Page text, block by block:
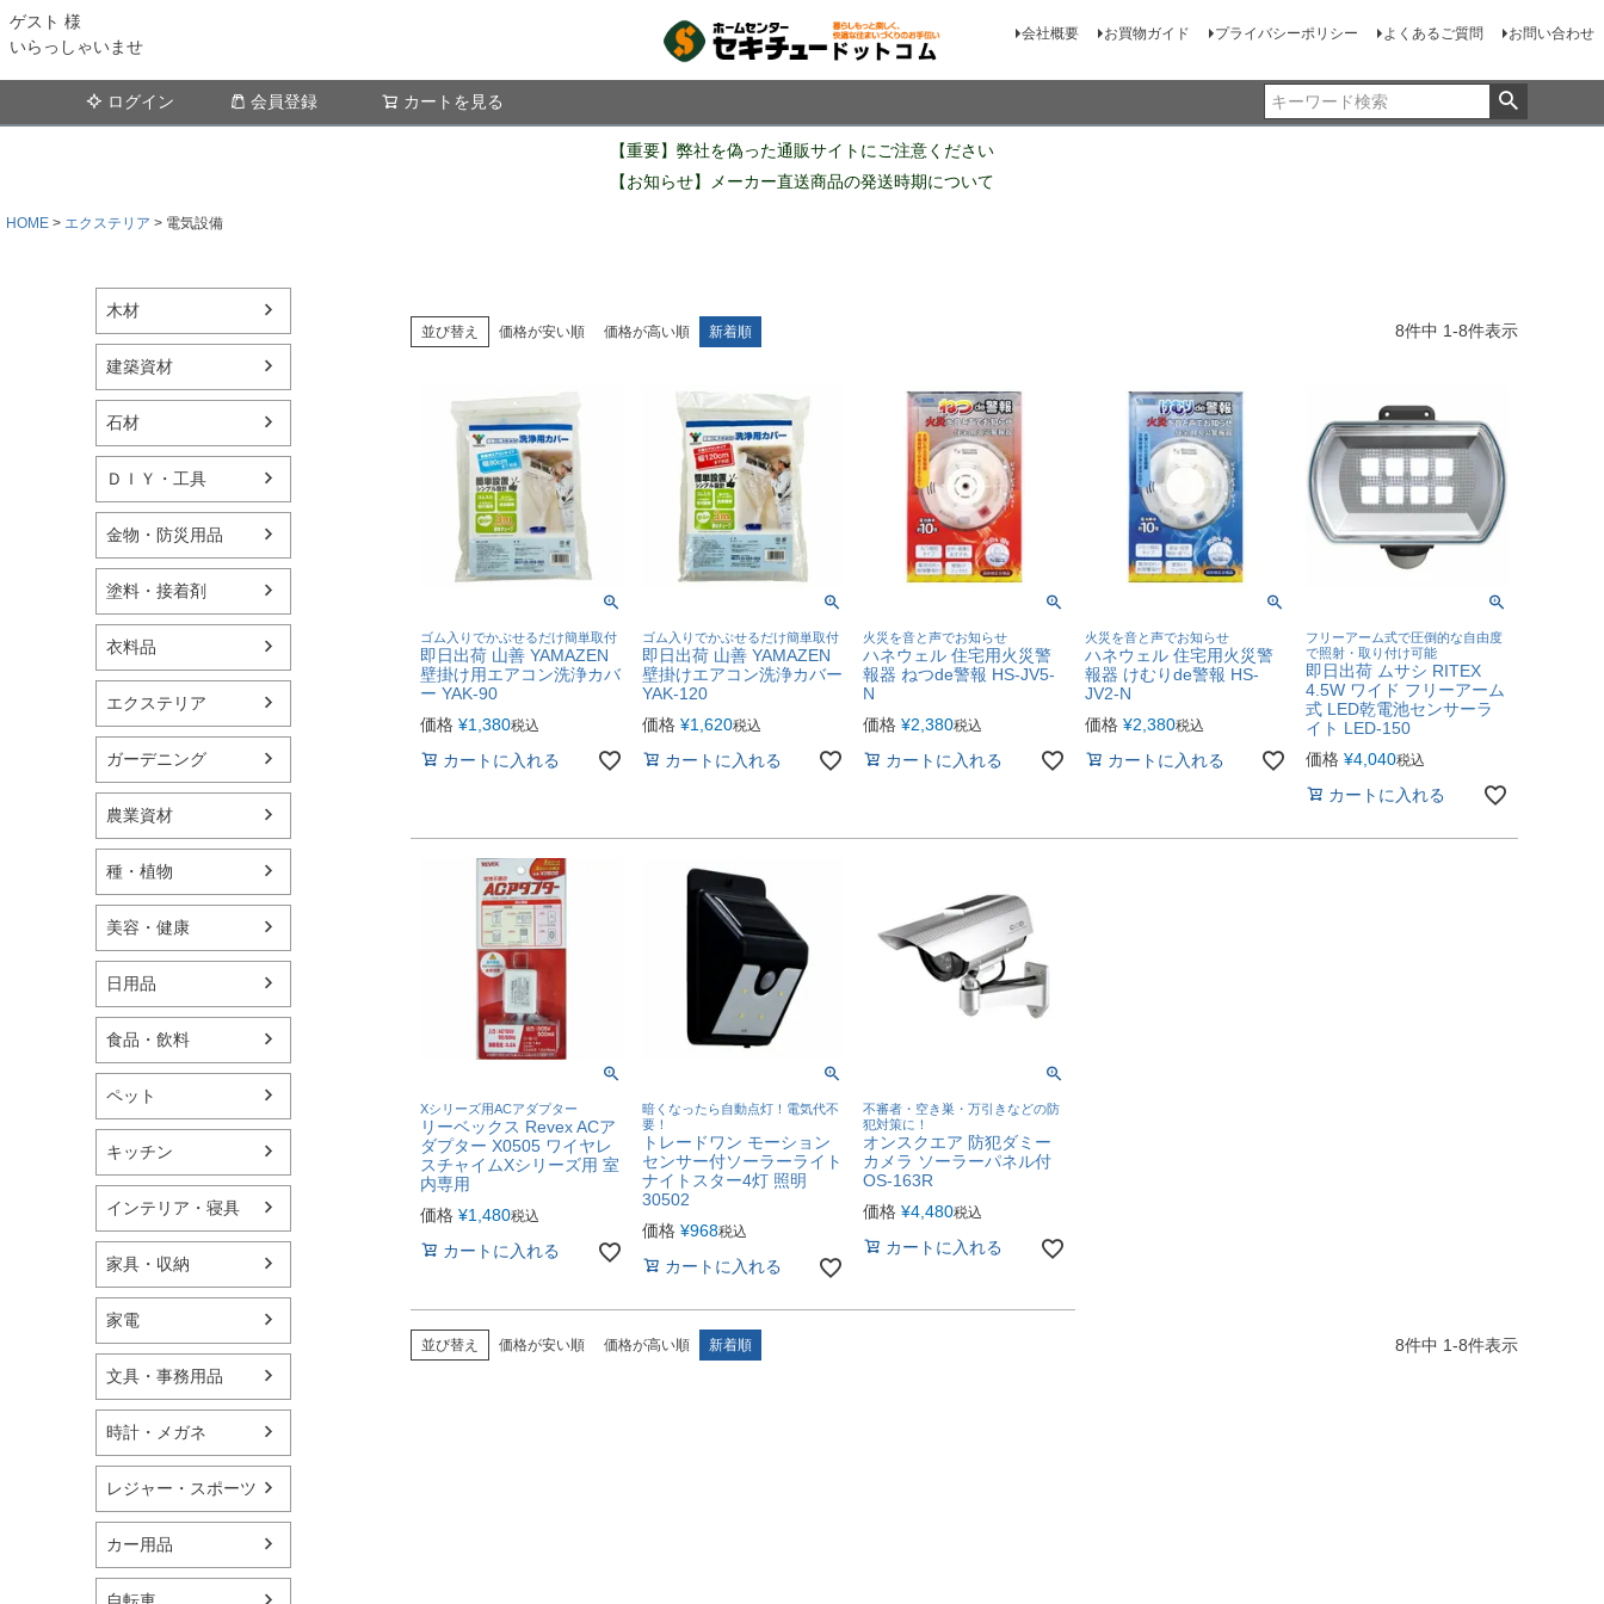
ゲスト 様
いらっしゃいませ
会社概要 お買物ガイド プライバシーポリシー よくあるご質問 お問い合わせ
ログイン 会員登録 カートを見る
【重要】弊社を偽った通販サイトにご注意ください
【お知らせ】メーカー直送商品の発送時期について
HOME エクステリア 電気設備
木材
建築資材
石材
ＤＩＹ・工具
金物・防災用品
塗料・接着剤
衣料品
エクステリア
ガーデニング
農業資材
種・植物
美容・健康
日用品
食品・飲料
ペット
キッチン
インテリア・寝具
家具・収納
家電
文具・事務用品
時計・メガネ
レジャー・スポーツ
カー用品
並び替え 価格が安い順 価格が高い順 新着順 8件中 1-8件表示
ゴム入りでかぶせるだけ簡単取付
即日出荷 山善 YAMAZEN
壁掛け用エアコン洗浄カバ
ー YAK-90
価格 ¥1,380税込
カートに入れる
ゴム入りでかぶせるだけ簡単取付
即日出荷 山善 YAMAZEN
壁掛けエアコン洗浄カバー
YAK-120
価格 ¥1,620税込
カートに入れる
火災を音と声でお知らせ
ハネウェル 住宅用火災警
報器 ねつde警報 HS-JV5-
N
価格 ¥2,380税込
カートに入れる
火災を音と声でお知らせ
ハネウェル 住宅用火災警
報器 けむりde警報 HS-
JV2-N
価格 ¥2,380税込
カートに入れる
フリーアーム式で圧倒的な自由度
で照射・取り付け可能
即日出荷 ムサシ RITEX
4.5W ワイド フリーアーム
式 LED乾電池センサーラ
イト LED-150
価格 ¥4,040税込
カートに入れる
Xシリーズ用ACアダプター
リーベックス Revex ACア
ダプター X0505 ワイヤレ
スチャイムXシリーズ用 室
内専用
価格 ¥1,480税込
カートに入れる
暗くなったら自動点灯！電気代不
要！
トレードワン モーション
センサー付ソーラーライト
ナイトスター4灯 照明
30502
価格 ¥968税込
カートに入れる
不審者・空き巣・万引きなどの防
犯対策に！
オンスクエア 防犯ダミー
カメラ ソーラーパネル付
OS-163R
価格 ¥4,480税込
カートに入れる
並び替え 価格が安い順 価格が高い順 新着順 8件中 1-8件表示